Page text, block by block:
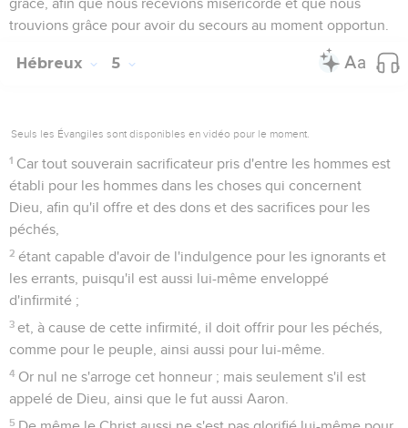
Hébreux 6
Christ, avançons vers l'état d'hommes faits, ne posant pas de
nouveau le fondement de la repentance des oeuvres mortes
2 de la doctrine des ablutions et de l'imposition des mains, et
de la résurrection des morts et du jugement éternel.
3 Et c'est ce que nous ferons, si Dieu le permet.
4 Car il est impossible que ceux qui ont été une fois éclairés,
et qui ont goûté du don céleste, et qui sont devenus
participants de l'Esprit Saint,
5 et qui ont goûté la bonne parole de Dieu et les miracles du
siècle à venir,
6 qui sont tombés, soient renouvelés encore à la repentance,
crucifiant pour eux-mêmes le Fils de Dieu et l'exposant à